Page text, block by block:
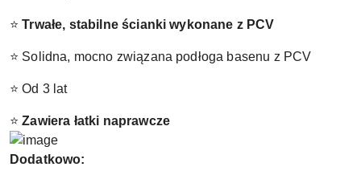
⭐Trwałe, stabilne ścianki wykonane z PCV
⭐ Solidna, mocno związana podłoga basenu z PCV
⭐ Od 3 lat
⭐Zawiera łatki naprawcze
Dodatkowo: